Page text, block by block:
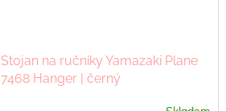
Stojan na ručníky Yamazaki Plane
7468 Hanger | černý